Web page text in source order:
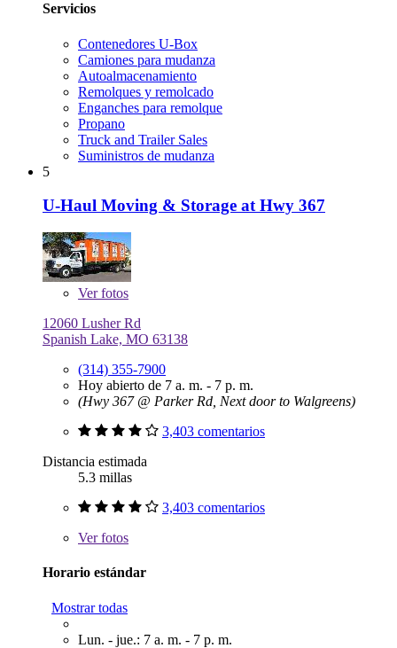
Servicios
Contenedores U-Box
Camiones para mudanza
Autoalmacenamiento
Remolques y remolcado
Enganches para remolque
Propano
Truck and Trailer Sales
Suministros de mudanza
5
U-Haul Moving & Storage at Hwy 367
Verfotos
12060 Lusher Rd
Spanish Lake, MO 63138
(314) 355-7900
Hoy abierto de 7 a. m. - 7 p. m.
(Hwy 367 @ Parker Rd, Next door to Walgreens)
3,403 comentarios
Distancia estimada
5.3 millas
3,403 comentarios
Verfotos
Horario estándar
Mostrar todas
Lun. - jue.: 7 a. m. - 7 p. m.